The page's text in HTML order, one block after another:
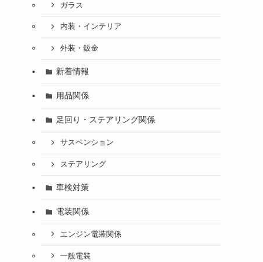
ガラス
内装・インテリア
外装・鈑金
新着情報
用品関係
足回り・ステアリング関係
サスペンション
ステアリング
車検対策
電装関係
エンジン電装関係
一般電装